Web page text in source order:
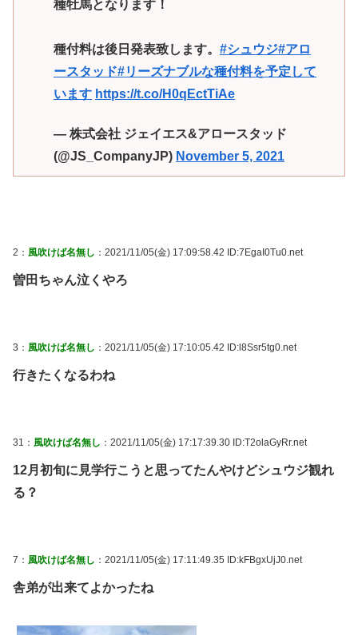
種牡馬となります！
種付料は後日発表致します。 #シュウジ#アロ
ースタッド#リーズナブルな種付料を予定して
います https://t.co/H0qEctTiAe
— 株式会社 ジェイエス&アロースタッド
(@JS_CompanyJP) November 5, 2021
2： 風吹けば名無し ：2021/11/05(金) 17:09:58.42 ID:7EgaI0Tu0.net
曽田ちゃん泣くやろ
3： 風吹けば名無し ：2021/11/05(金) 17:10:05.42 ID:l8Ssr5tg0.net
行きたくなるわね
31： 風吹けば名無し ：2021/11/05(金) 17:17:39.30 ID:T2olaGyRr.net
12月初旬に見学行こうと思ってたんやけどシュウジ観れ
る？
7： 風吹けば名無し ：2021/11/05(金) 17:11:49.35 ID:kFBgxUjJ0.net
舎弟が出来てよかったね